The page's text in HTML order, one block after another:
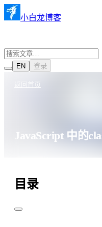
小白龙博客
EN 登录
返回首页
JavaScript 中的
目录